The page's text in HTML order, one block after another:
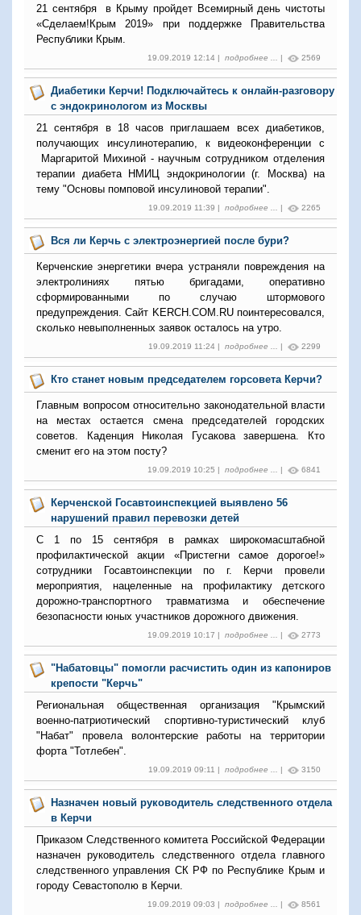
21 сентября в Крыму пройдет Всемирный день чистоты
«Сделаем!Крым 2019» при поддержке Правительства
Республики Крым.
19.09.2019 12:14 | подробнее ... | 2569
Диабетики Керчи! Подключайтесь к онлайн-разговору
с эндокринологом из Москвы
21 сентября в 18 часов приглашаем всех диабетиков,
получающих инсулинотерапию, к видеоконференции с
Маргаритой Михиной - научным сотрудником отделения
терапии диабета НМИЦ эндокринологии (г. Москва) на
тему "Основы помповой инсулиновой терапии".
19.09.2019 11:39 | подробнее ... | 2265
Вся ли Керчь с электроэнергией после бури?
Керченские энергетики вчера устраняли повреждения на
электролиниях пятью бригадами, оперативно
сформированными по случаю штормового
предупреждения. Сайт KERCH.COM.RU поинтересовался,
сколько невыполненных заявок осталось на утро.
19.09.2019 11:24 | подробнее ... | 2299
Кто станет новым председателем горсовета Керчи?
Главным вопросом относительно законодательной власти
на местах остается смена председателей городских
советов. Каденция Николая Гусакова завершена. Кто
сменит его на этом посту?
19.09.2019 10:25 | подробнее ... | 6841
Керченской Госавтоинспекцией выявлено 56
нарушений правил перевозки детей
С 1 по 15 сентября в рамках широкомасштабной
профилактической акции «Пристегни самое дорогое!»
сотрудники Госавтоинспекции по г. Керчи провели
мероприятия, нацеленные на профилактику детского
дорожно-транспортного травматизма и обеспечение
безопасности юных участников дорожного движения.
19.09.2019 10:17 | подробнее ... | 2773
"Набатовцы" помогли расчистить один из капониров
крепости "Керчь"
Региональная общественная организация "Крымский
военно-патриотический спортивно-туристический клуб
"Набат" провела волонтерские работы на территории
форта "Тотлебен".
19.09.2019 09:11 | подробнее ... | 3150
Назначен новый руководитель следственного отдела
в Керчи
Приказом Следственного комитета Российской Федерации
назначен руководитель следственного отдела главного
следственного управления СК РФ по Республике Крым и
городу Севастополю в Керчи.
19.09.2019 09:03 | подробнее ... | 8561